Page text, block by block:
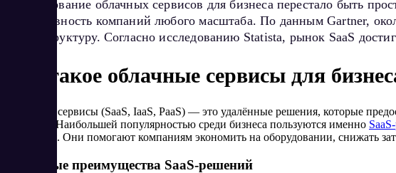
Использование облачных сервисов для бизнеса перестало быть
эффективность компаний любого масштаба. По данным Gartner,
инфраструктуру. Согласно исследованию Statista, рынок SaaS
Что такое облачные сервисы для
Облачные сервисы (SaaS, IaaS, PaaS) — это удалённые решения, которые
интернет. Наибольшей популярностью среди бизнеса пользуются именно
телефония. Они помогают компаниям экономить на оборудовании, снижать
Основные преимущества SaaS-решений